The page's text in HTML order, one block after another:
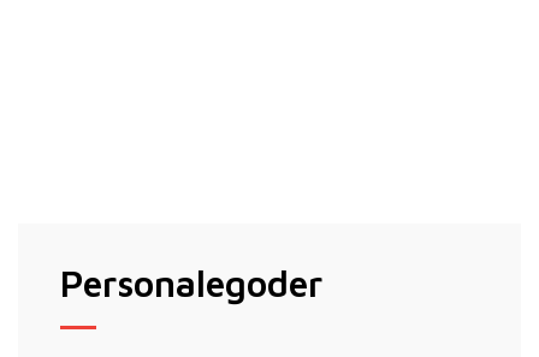
Personalegoder